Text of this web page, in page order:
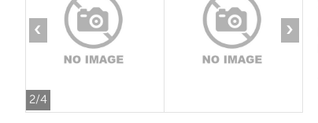
2/4
‹ ›